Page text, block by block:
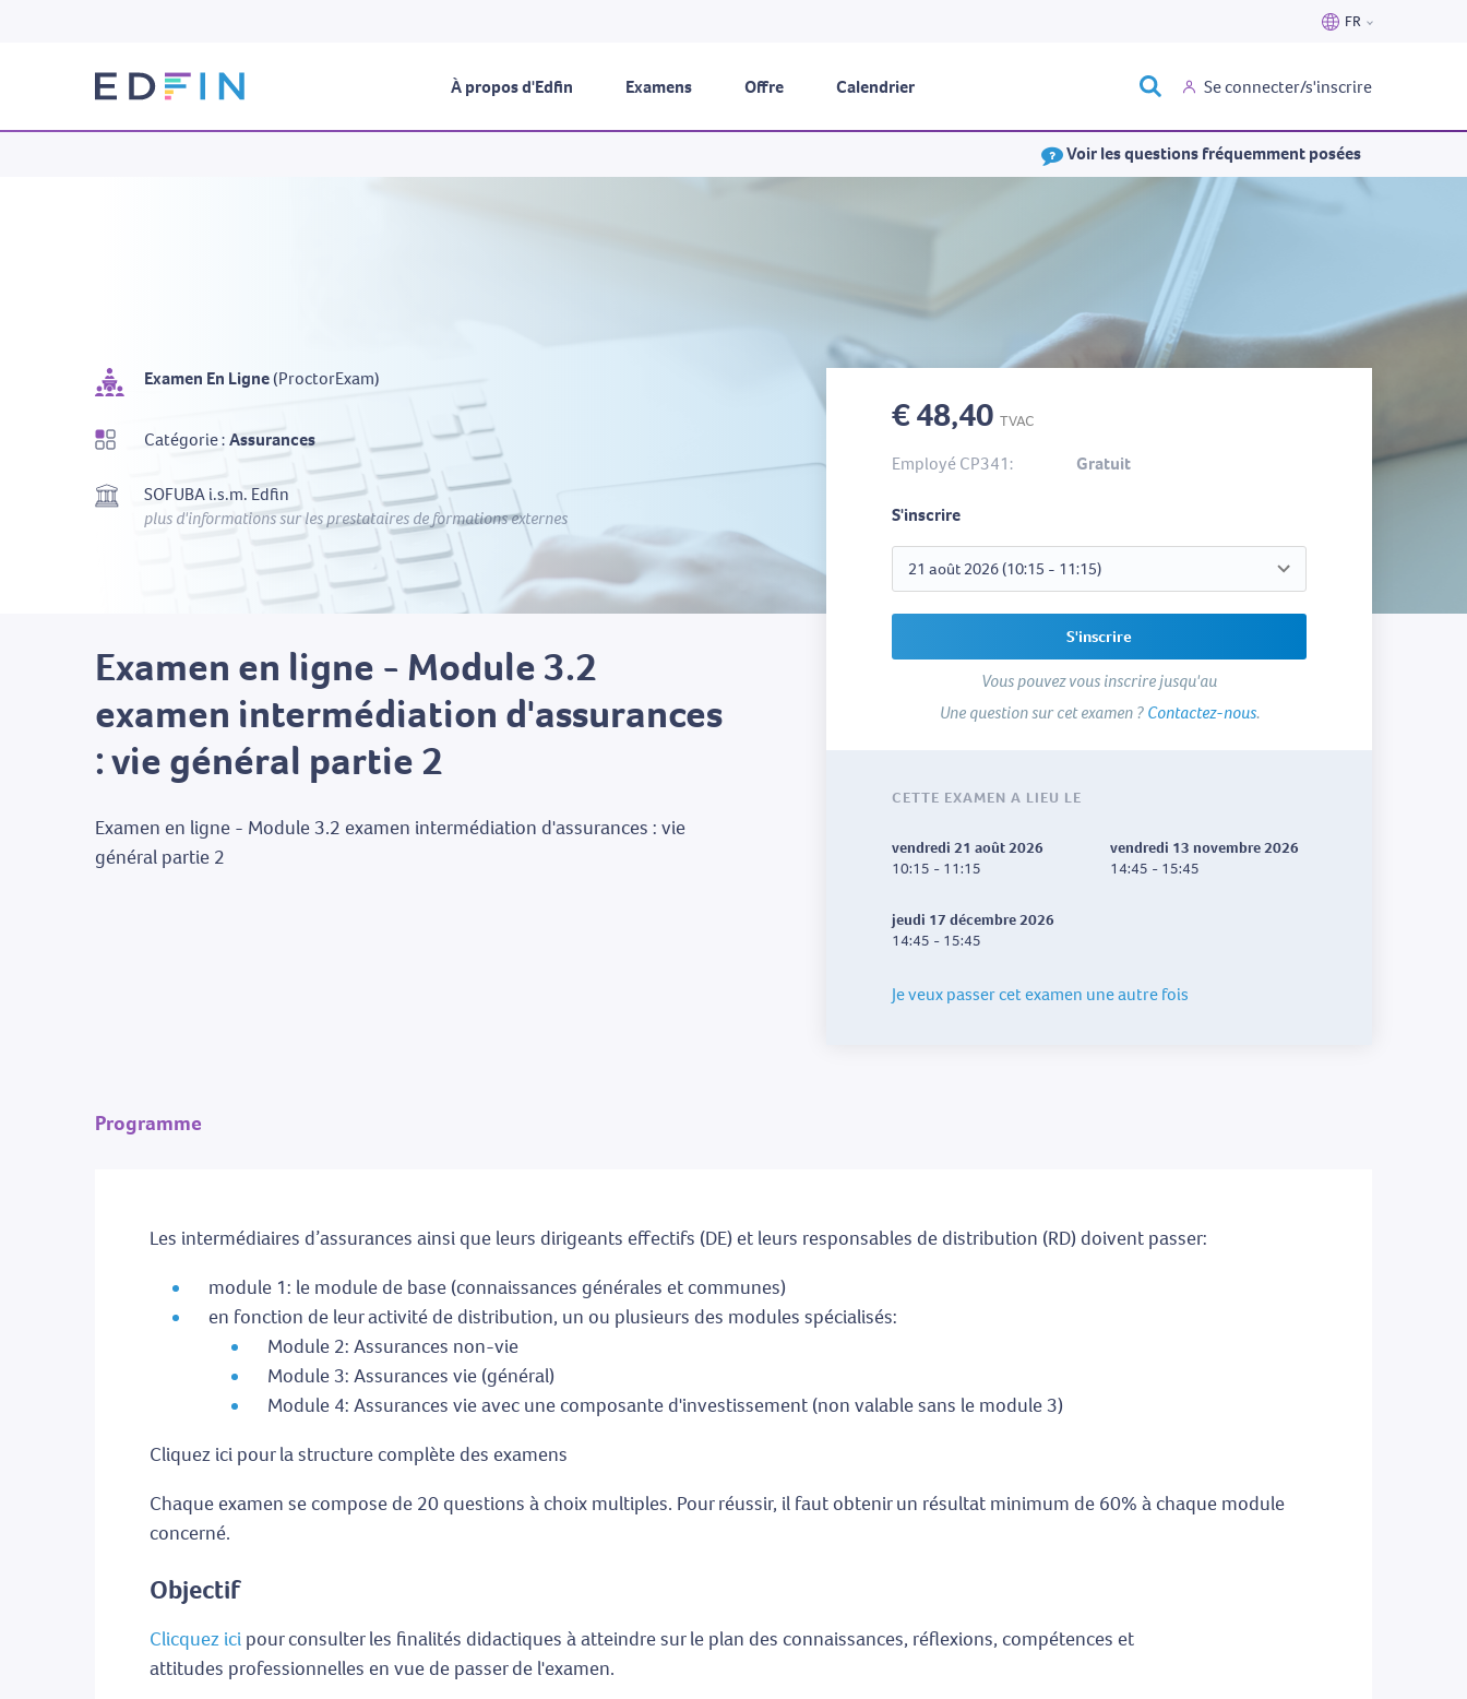
FR
Français
À propos d'Edfin Examens Offre Calendrier Se connecter/s'inscrire
Voir les questions fréquemment posées
Examen En Ligne(ProctorExam)
Catégorie :Assurances
SOFUBA i.s.m. Edfin
plus d'informations sur les prestataires de formations externes
Examen en ligne - Module 3.2
examen intermédiation d'assurances
: vie général partie 2
Examen en ligne - Module 3.2 examen intermédiation d'assurances : vie
général partie 2
€ 48,40 TVAC
Employé CP341: Gratuit
S'inscrire
S'inscrire
Vous pouvez vous inscrire jusqu'au
Une question sur cet examen ?Contactez-nous.
CETTE EXAMEN A LIEU LE
vendredi 21 août 2026
10:15 - 11:15
vendredi 13 novembre 2026
14:45 - 15:45
jeudi 17 décembre 2026
14:45 - 15:45
Je veux passer cet examen une autre fois
Programme
Les intermédiaires d’assurances ainsi que leurs dirigeants effectifs (DE) et leurs responsables de distribution (RD) doivent passer:
module 1: le module de base (connaissances générales et communes)
en fonction de leur activité de distribution, un ou plusieurs des modules spécialisés:
Module 2: Assurances non-vie
Module 3: Assurances vie (général)
Module 4: Assurances vie avec une composante d'investissement (non valable sans le module 3)
Cliquez ici pour la structure complète des examens
Chaque examen se compose de 20 questions à choix multiples. Pour réussir, il faut obtenir un résultat minimum de 60% à chaque module
concerné.
Objectif
Clicquez ici pour consulter les finalités didactiques à atteindre sur le plan des connaissances, réflexions, compétences et
attitudes professionnelles en vue de passer de l'examen.